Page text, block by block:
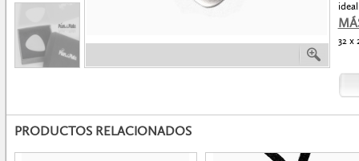
32
PRODUCTOS RELACIONADOS